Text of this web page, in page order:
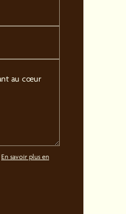
En savoir plus en